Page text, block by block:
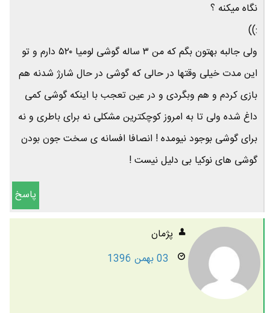
نگاه میکنه ؟
:))
ولی جالبه بهتون بگم که من ۳ ساله گوشی لومیا ۵۲۰ دارم و تو
این مدت خیلی وقتها در حالی که گوشی در حال شارژ شدنه هم
بازی کردم و هم وبگردی و در عین تعجب با اینکه گوشی کمی
داغ شده ولی تا به امروز کوچکترین مشکلی نه برای باطری و نه
برای گوشی بوجود نیومده ! انصافا افسانه ی سخت جون بودن
گوشی های نوکیا بی دلیل نیست !
پاسخ
پژمان
03 بهمن 1396